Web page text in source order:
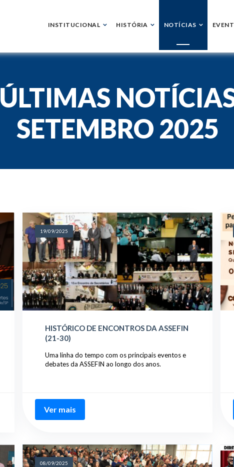
INSTITUCIONAL HISTÓRIA NOTÍCIAS
ÚLTIMAS
SETEMBRO 2025
19/09/2025
HISTÓRICO DE ENCONTROS DA ASSEFIN
(21-30)
Uma linha do tempo com os principais eventos e
debates da ASSEFIN ao longo dos anos.
Ver mais
08/09/2025